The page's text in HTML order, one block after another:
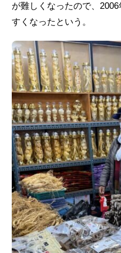
が難しくなったので、
すくなったという。